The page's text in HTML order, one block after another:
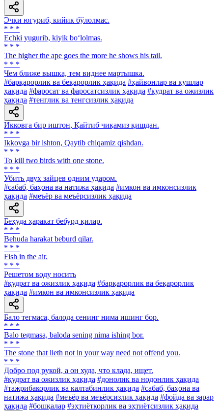
Эчки югуриб, кийик бўлолмас.
* * *
Echki yugurib, kiyik bo‘lolmas.
* * *
The higher the ape goes the more he shows his tail.
* * *
Чем ближе вышка, тем виднее мартышка.
#барқарорлик ва беқарорлик ҳақида #ҳайвонлар ва қушлар
ҳақида #фаросат ва фаросатсизлик ҳақида #қудрат ва ожизлик
ҳақида #тенглик ва тенгсизлик ҳақида
Икковга бир иштон, Қайтиб чиқамиз қишдан.
* * *
Ikkovga bir ishton, Qaytib chiqamiz qishdan.
* * *
To kill two birds with one stone.
* * *
Убить двух зайцев одним ударом.
#сабаб, баҳона ва натижа ҳақида #имкон ва имконсизлик
ҳақида #меъёр ва меъёрсизлик ҳақида
Беҳуда ҳаракат бебурд қилар.
* * *
Behuda harakat beburd qilar.
* * *
Fish in the air.
* * *
Решетом воду носить
#қудрат ва ожизлик ҳақида #барқарорлик ва беқарорлик
ҳақида #имкон ва имконсизлик ҳақида
Бало тегмаса, балода сенинг нима ишинг бор.
* * *
Balo tegmasa, baloda sening nima ishing bor.
* * *
The stone that lieth not in your way need not offend you.
* * *
Добро под рукой, а он худа, что клада, ищет.
#қудрат ва ожизлик ҳақида #донолик ва нодонлик ҳақида
#тажрибакорлик ва калтабинлик ҳақида #сабаб, баҳона ва
натижа ҳақида #меъёр ва меъёрсизлик ҳақида #фойда ва зарар
ҳақида #бошқалар #эҳтиёткорлик ва эҳтиётсизлик ҳақида